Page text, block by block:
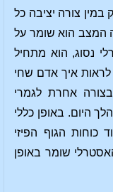
במין צורה יציבה כל
המצב הוא שומר על
נסוג, הוא מתחיל
איך אדם שחי
אחרת לגמרי
היום. באופן כללי
כוחות הגוף הפיזי
שומר באופן